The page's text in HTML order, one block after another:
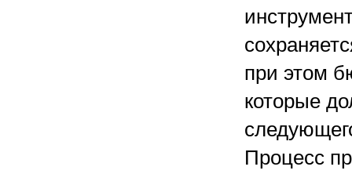
при этом
которые
Процесс